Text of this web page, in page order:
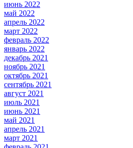
июнь 2022
май 2022
апрель 2022
март 2022
февраль 2022
январь 2022
декабрь 2021
ноябрь 2021
октябрь 2021
сентябрь 2021
август 2021
июль 2021
июнь 2021
май 2021
апрель 2021
март 2021